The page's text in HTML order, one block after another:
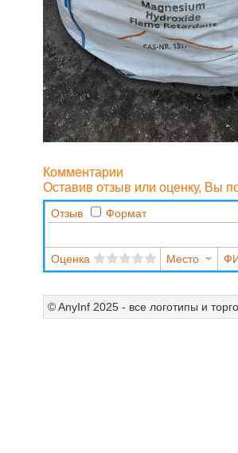
Комментарии
Оставив отзыв или оценку, Вы
Отзыв Формат
Оценка Место
© AnyInf 2025 - все логотипы и